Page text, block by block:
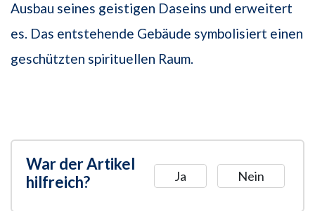
Ausbau seines geistigen Daseins und erweitert
es. Das entstehende Gebäude symbolisiert einen
geschützten spirituellen Raum.
War der Artikel
hilfreich?
Ja Nein